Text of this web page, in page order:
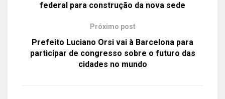
federal para construção da nova sede
Próximo post
Prefeito Luciano Orsi vai à Barcelona para
participar de congresso sobre o futuro das
cidades no mundo